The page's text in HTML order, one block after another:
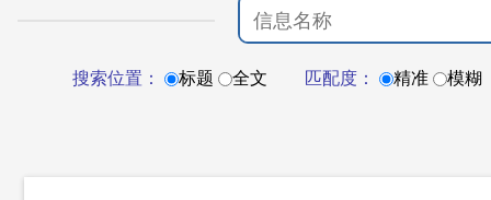
搜索位置： 标题 全文 匹配度： 精准 模糊